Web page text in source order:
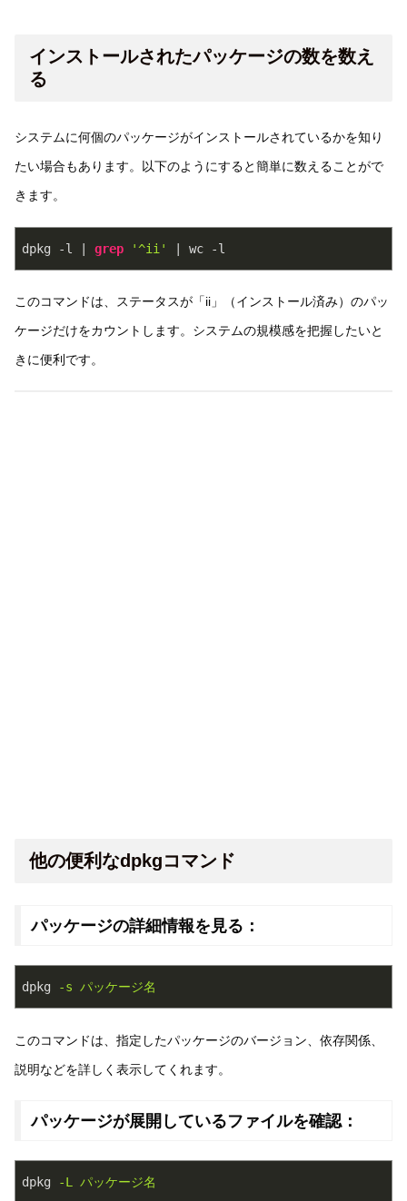
インストールされたパッケージの数を数え
る
システムに何個のパッケージがインストールされているかを知り
たい場合もあります。以下のようにすると簡単に数えることがで
きます。
dpkg -l | grep '^ii' | wc -l
このコマンドは、ステータスが「ii」（インストール済み）のパッ
ケージだけをカウントします。システムの規模感を把握したいと
きに便利です。
他の便利なdpkgコマンド
パッケージの詳細情報を見る：
dpkg -s パッケージ名
このコマンドは、指定したパッケージのバージョン、依存関係、
説明などを詳しく表示してくれます。
パッケージが展開しているファイルを確認：
dpkg -L パッケージ名